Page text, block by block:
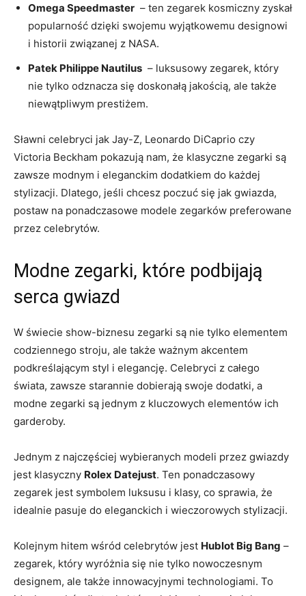
Omega ‌Speedmaster ⁢ – ⁤ten zegarek kosmiczny zyskał
popularność dzięki swojemu wyjątkowemu designowi⁤
i historii związanej z NASA.
Patek Philippe Nautilus ‍ – luksusowy zegarek, który
nie ⁢tylko odznacza ⁤się doskonałą ⁢jakością, ale także
niewątpliwym⁤ prestiżem.
Sławni⁢ celebryci jak Jay-Z, Leonardo DiCaprio czy
Victoria Beckham pokazują ​nam, że ⁢klasyczne zegarki są
zawsze⁢ modnym i eleganckim dodatkiem do każdej‌
stylizacji. Dlatego, ​jeśli ​chcesz ⁤poczuć‌ się jak gwiazda,
postaw na ⁢ponadczasowe modele zegarków preferowane
przez celebrytów.
Modne ‌zegarki, które ‍podbijają
⁣serca gwiazd
W świecie⁤ show-biznesu zegarki ⁤są nie tylko elementem
codziennego stroju, ale także ‌ważnym akcentem
podkreślającym ​styl i elegancję. Celebryci z całego
świata, ⁢zawsze ⁤starannie dobierają swoje dodatki, a
modne⁤ zegarki są jednym⁢ z kluczowych elementów ich
garderoby.
Jednym z ‍najczęściej wybieranych modeli przez gwiazdy
jest klasyczny Rolex​ Datejust. Ten ponadczasowy
zegarek jest symbolem luksusu ⁣i ⁢klasy, co sprawia, ⁢że
idealnie pasuje do eleganckich i⁣ wieczorowych‌ stylizacji.
Kolejnym ⁤hitem ⁢wśród ‌celebrytów jest Hublot Big Bang –
zegarek,‍ który wyróżnia się ⁤nie tylko nowoczesnym
designem, ale także innowacyjnymi technologiami. ⁢To